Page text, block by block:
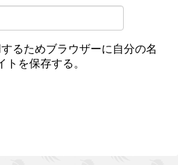
るためブラウザーに自分の名
を保存する。